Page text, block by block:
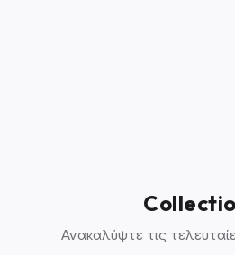
Ανακαλύψτε τις